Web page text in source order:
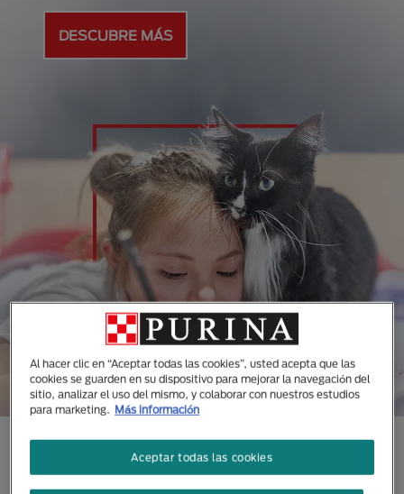
DESCUBRE MÁS
CONOCE TODAS NUESTRAS
MARCAS DISEÑADAS
Al hacer clic en “Aceptar todas las cookies”, usted acepta que las
cookies se guarden en su dispositivo para mejorar la navegación del
sitio, analizar el uso del mismo, y colaborar con nuestros estudios
para marketing. Más información
Aceptar todas las cookies